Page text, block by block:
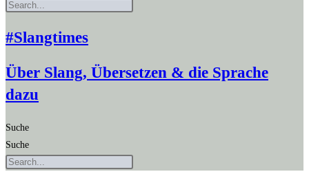
#Slangtimes
Über Slang, Übersetzen & die Sprache
dazu
Suche
Suche